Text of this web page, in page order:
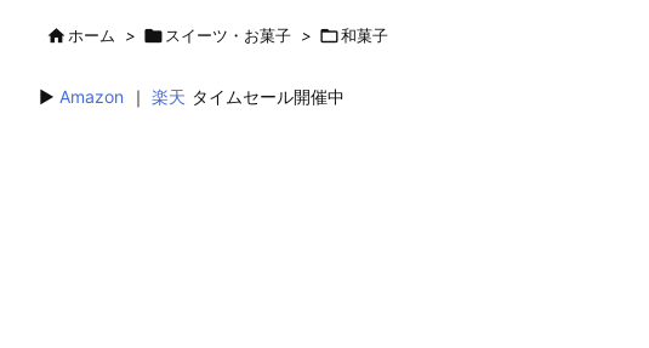
ホーム >  スイーツ・お菓子 > 和菓子
▶︎ Amazon ｜ 楽天 タイムセール開催中